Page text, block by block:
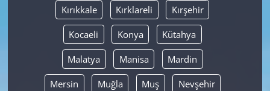
Kırıkkale Kırklareli Kırşehir
Kocaeli Konya Kütahya
Malatya Manisa Mardin
Mersin Muğla Muş Nevşehir